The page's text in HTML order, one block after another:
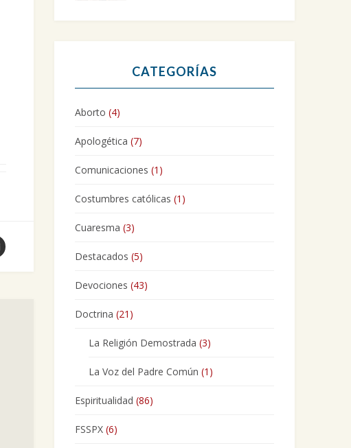
CATEGORÍAS
Aborto (4)
Apologética (7)
Comunicaciones (1)
Costumbres católicas (1)
Cuaresma (3)
Destacados (5)
Devociones (43)
Doctrina (21)
La Religión Demostrada (3)
La Voz del Padre Común (1)
Espiritualidad (86)
FSSPX (6)